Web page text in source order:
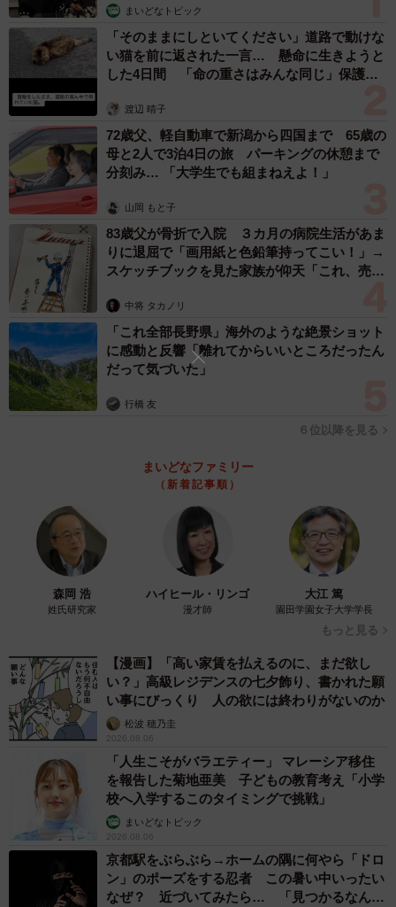
まいどなトピック
「そのままにしといてください」道路で動けな
い猫を前に返された一言… 懸命に生きようと
した4日間 「命の重さはみんな同じ」保護団
渡辺 晴子
72歳父、軽自動車で新潟から四国まで 65歳の
母と2人で3泊4日の旅 パーキングの休憩まで
分刻み… 「大学生でも組まねえよ！」
山岡 もと子
83歳父が骨折で入院 ３カ月の病院生活があま
りに退屈で「画用紙と色鉛筆持ってこい！」→
スケッチブックを見た家族が仰天「これ、売れ
中将 タカノリ
「これ全部長野県」海外のような絶景ショット
に感動と反響「離れてからいいところだったん
だって気づいた」
行橋 友
６位以降を見る
まいどなファミリー
（新着記事順）
森岡 浩
姓氏研究家
ハイヒール・リンゴ
漫才師
大江 篤
園田学園女子大学学長
もっと見る
【漫画】「高い家賃を払えるのに、まだ欲し
い？」高級レジデンスの七夕飾り、書かれた願
い事にびっくり 人の欲には終わりがないのか
松波 穂乃圭
2026.08.06
「人生こそがバラエティー」 マレーシア移住
を報告した菊地亜美 子どもの教育考え「小学
校へ入学するこのタイミングで挑戦」
まいどなトピック
2026.08.06
京都駅をぶらぶら→ホームの隅に何やら「ドロ
ン」のポーズをする忍者 この暑い中いったい
なぜ？ 近づいてみたら… 「見つかるなんて